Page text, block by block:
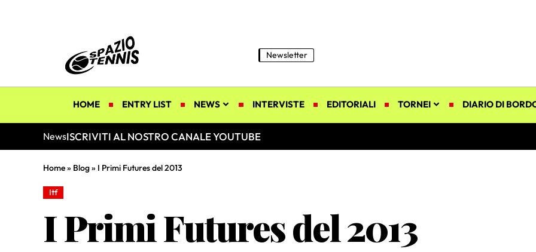
Newsletter
HOME ENTRY LIST NEWS INTERVISTE EDITORIALI TORNEI DIARIO DI
NewsISCRIVITI AL NOSTRO CANALE YOUTUBE
Home» Blog» I Primi Futures del 2013
Itf
I Primi Futures del 2013